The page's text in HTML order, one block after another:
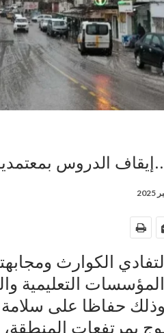
..إيقاف الدروس
الكوارث
التعليمية
حفاظا على سلامة
بمرتفعات